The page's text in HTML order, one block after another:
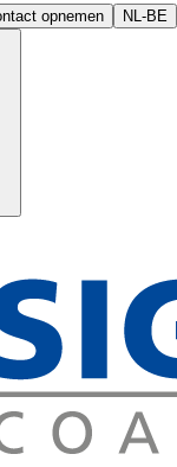
opnemen NL-BE